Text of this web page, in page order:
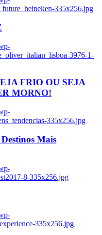
335x256.jpg
3976-1-
FRIO OU SEJA
MORNO!
335x256.jpg
Mais
8-335x256.jpg
335x256.jpg